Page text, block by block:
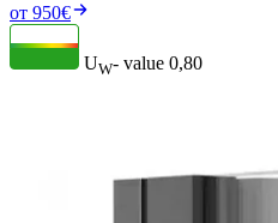
от 950€
UW- value 0,80